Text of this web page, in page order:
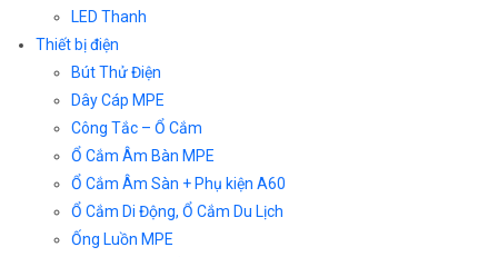
LED Thanh
Thiết bị điện
Bút Thử Điện
Dây Cáp MPE
Công Tắc – Ổ Cắm
Ổ Cắm Âm Bàn MPE
Ổ Cắm Âm Sàn + Phụ kiện A60
Ổ Cắm Di Động, Ổ Cắm Du Lịch
Ống Luồn MPE